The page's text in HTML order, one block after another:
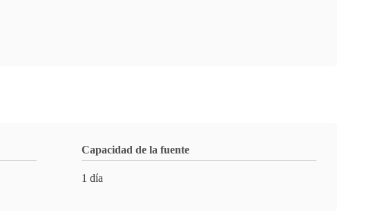
Capacidad de la fuente
1 día